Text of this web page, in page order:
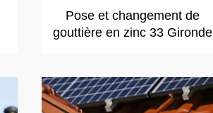
Pose et changement de
gouttière en zinc 33 Gironde